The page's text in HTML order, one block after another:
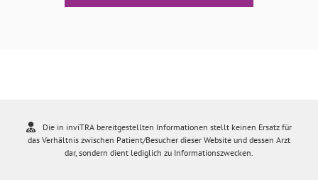
Die in inviTRA bereitgestellten Informationen stellt keinen Ersatz für
das Verhältnis zwischen Patient/Besucher dieser Website und dessen Arzt
dar, sondern dient lediglich zu Informationszwecken.